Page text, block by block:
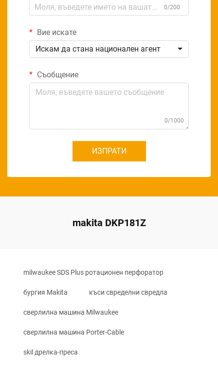
0/200
Вие искате
Искам да стана национален агент
Съобщение
0/1000
ИЗПРАТИ
makita DKP181Z
milwaukee SDS Plus ротационен перфоратор
бургия Makita къси свределни свредла
сверлилна машина Milwaukee
сверлилна машина Porter-Cable
skil дрелка-преса